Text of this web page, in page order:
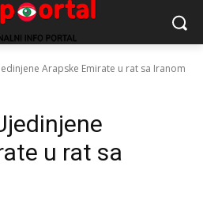
Arapske Emirate u rat sa Iranom
u rat sa